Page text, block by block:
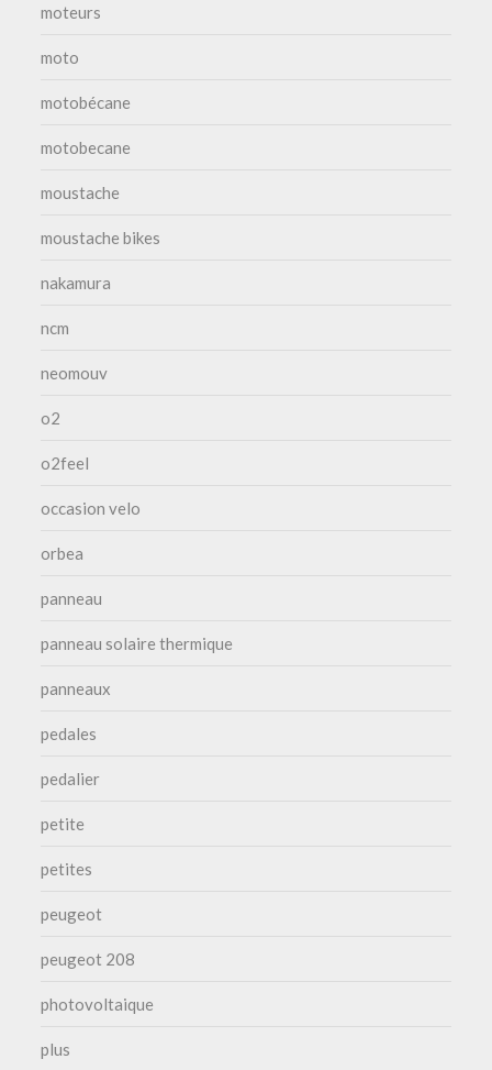
moteurs
moto
motobécane
motobecane
moustache
moustache bikes
nakamura
ncm
neomouv
o2
o2feel
occasion velo
orbea
panneau
panneau solaire thermique
panneaux
pedales
pedalier
petite
petites
peugeot
peugeot 208
photovoltaique
plus